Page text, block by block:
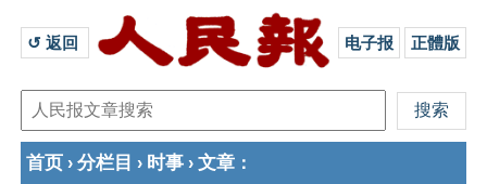
↺ 返回 电子报 正體版
首页 › 分栏目 › 时事 › 文章 ：